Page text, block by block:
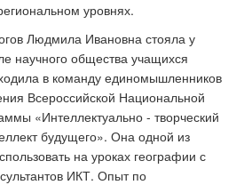
уровнях.
Людмила Ивановна стояла у
научного общества учащихся
в команду единомышленников
Всероссийской Национальной
«Интеллектуально - творческий
будущего». Она одной из
на уроках географии с
ИКТ. Опыт по